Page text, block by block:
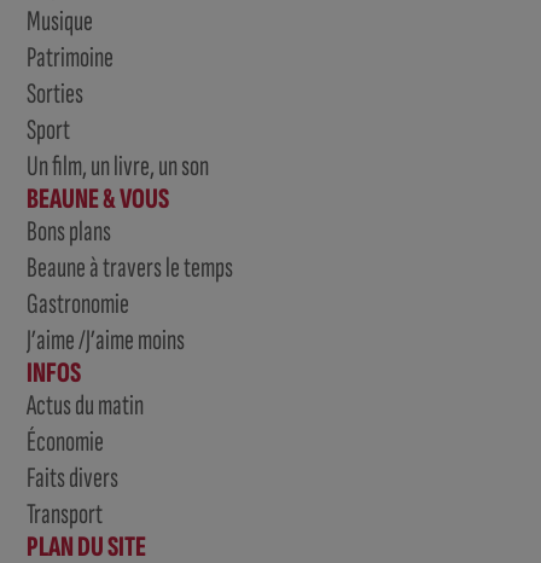
Musique
Patrimoine
Sorties
Sport
Un film, un livre, un son
BEAUNE & VOUS
Bons plans
Beaune à travers le temps
Gastronomie
J’aime /J’aime moins
INFOS
Actus du matin
Économie
Faits divers
Transport
PLAN DU SITE